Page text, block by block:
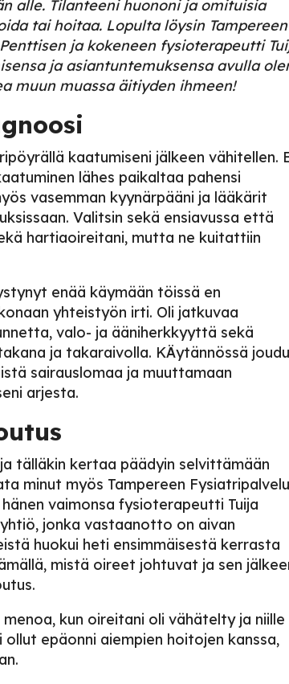
alle. Tilanteeni huononi ja omituisia
tai hoitaa. Lopulta löysin Tampereen
ja kokeneen fysioterapeutti
ja asiantuntemuksensa avulla
muun muassa äitiyden ihmeen!
kaatumiseni jälkeen vähitellen.
lähes paikaltaa pahensi
vasemman kyynärpääni ja lääkärit
Valitsin sekä ensiavussa että
hartiaoireitani, mutta ne kuitattiin
enää käymään töissä en
yhteistyön irti. Oli jatkuvaa
valo- ja ääniherkkyyttä sekä
ja takaraivolla. KÄytännössä
sairauslomaa ja muuttamaan
arjesta.
tälläkin kertaa päädyin selvittämään
minut myös Tampereen
vaimonsa fysioterapeutti Tuija
jonka vastaanotto on aivan
huokui heti ensimmäisestä kerrasta
mistä oireet johtuvat ja sen
kun oireitani oli vähätelty ja niille
epäonni aiempien hoitojen kanssa,